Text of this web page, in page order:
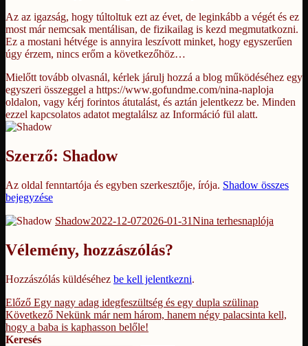
Az az igazság, hogy túltoltuk ezt az évet, de leginkább a végét és ez
most már nemcsak mentálisan, de fizikailag is kezd megmutatkozni.
Ez a mostani hétvége is annyira leszívott minket, hogy egyszerűen
úgy érzem, nincs erőm a következőhöz…
Mielőtt tovább olvasnál, kérlek járulj hozzá a blog működéséhez egy
egyszeri összeggel a https://www.gofundme.com/nina-naploja
oldalon, vagy kérj forintos átutalást, és aztán jelentkezz be. Minden
ezzel kapcsolatos adatot megtalálsz az Információ fül alatt.
Szerző: Shadow
Az oldal fenntartója és egyben szerkesztője, írója. Shadow összes
bejegyzése
Szerző
ShadowKözzétéve
2022-12-072026-01-31Kategória
Nina terhesnaplója
Vélemény, hozzászólás?
Hozzászólás küldéséhez be kell jelentkezni.
Bejegyzés
navigáció
Előző Korábbi
bejegyzés:
Egy nagy adag idegfeszültség és egy dupla szülinap
Következő Következő
bejegyzés:
Nekünk már nem három, hanem négy palacsinta kell,
hogy a baba is kaphasson belőle!
Keresés